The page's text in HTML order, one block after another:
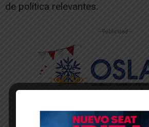
de política relevantes.
-- Publicidad --